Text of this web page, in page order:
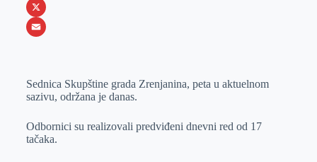
b
o
s
e
e
n
k
I
i
b
W
h
s
p
p
X
a
l
Sednica Skupštine grada Zrenjanina, peta u aktuelnom
sazivu, održana je danas.
Odbornici su realizovali predviđeni dnevni red od 17
tačaka.